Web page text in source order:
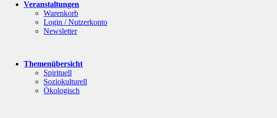
Veranstaltungen
Warenkorb
Login / Nutzerkonto
Newsletter
Themenübersicht
Spirituell
Soziokulturell
Ökologisch